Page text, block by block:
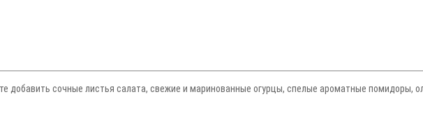
добавить сочные листья салата, свежие и маринованные огурцы, спелые ароматные помидоры,